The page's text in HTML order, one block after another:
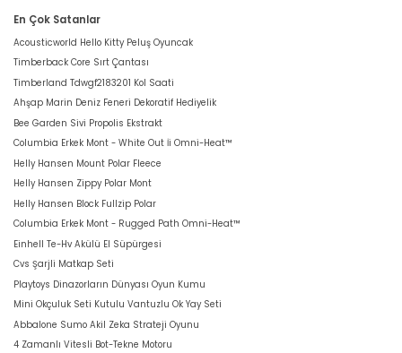
En Çok Satanlar
Acousticworld Hello Kitty Peluş Oyuncak
Timberback Core Sırt Çantası
Timberland Tdwgf2183201 Kol Saati
Ahşap Marin Deniz Feneri Dekoratif Hediyelik
Bee Garden Sivi Propolis Ekstrakt
Columbia Erkek Mont - White Out İi Omni-Heat™
Helly Hansen Mount Polar Fleece
Helly Hansen Zippy Polar Mont
Helly Hansen Block Fullzip Polar
Columbia Erkek Mont - Rugged Path Omni-Heat™
Einhell Te-Hv Akülü El Süpürgesi
Cvs Şarjli Matkap Seti
Playtoys Dinazorların Dünyası Oyun Kumu
Mini Okçuluk Seti Kutulu Vantuzlu Ok Yay Seti
Abbalone Sumo Akil Zeka Strateji Oyunu
4 Zamanlı Vitesli Bot-Tekne Motoru